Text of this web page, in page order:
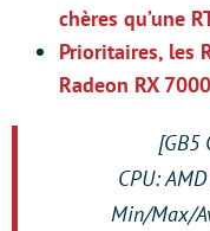
chères qu’une
Prioritaires, les
Radeon RX
[GB5
CPU:
Min/Max/